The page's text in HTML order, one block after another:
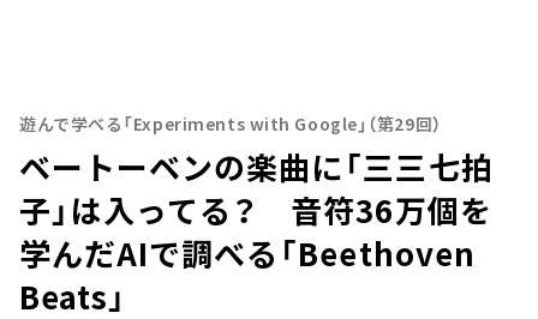
遊んで学べる「Experiments with Google」（第29回）
ベートーベンの楽曲に「三三七拍
子」は入ってる？ 音符36万個を
学んだAIで調べる「Beethoven
Beats」